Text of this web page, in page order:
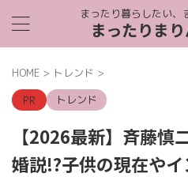
まったり暮らしたい、
まったりま
HOME > トレンド >
トレンド
【2026最新】斉藤慎
婚説!?子供の現在や